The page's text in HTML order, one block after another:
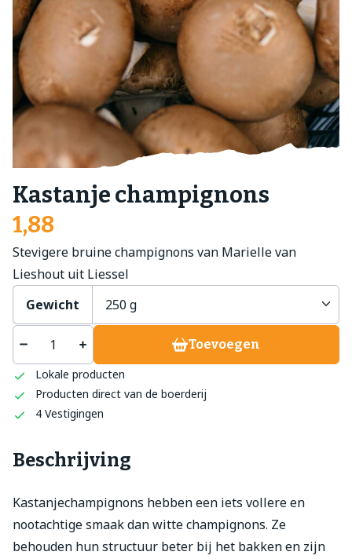
Kastanje champignons
1,88
Stevigere bruine champignons van Marielle van
Lieshout uit Liessel
Gewicht
Toevoegen
Lokale producten
Producten direct van de boerderij
4 Vestigingen
Beschrijving
Kastanjechampignons hebben een iets vollere en
nootachtige smaak dan witte champignons. Ze
behouden hun structuur beter bij het bakken en zijn